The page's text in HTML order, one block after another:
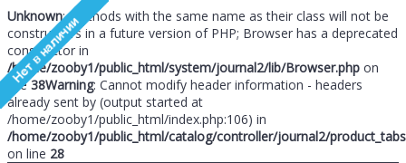
Unknown: Methods with the same name as their class will not be
constructors in a future version of PHP; Browser has a deprecated
constructor in
/home/zooby1/public_html/system/journal2/lib/Browser.php on
line38Warning: Cannot modify header information - headers
already sent by (output started at
/home/zooby1/public_html/index.php:106) in
/home/zooby1/public_html/catalog/controller/journal2/
on line 28